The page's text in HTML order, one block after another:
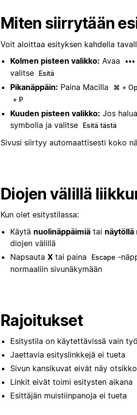
Miten siirrytään
Voit aloittaa esityksen kahdella
Kolmen pisteen valikko: Avaa •••
valitse
Esitä
Pikanäppäin: Paina Macilla ⌘ +
+ P
Kuuden pisteen valikko: Jos
symbolia ja valitse
Esitä tästä
Sivusi siirtyy automaattisesti koko
Diojen välillä
Kun olet esitystilassa:
Käytä nuolinäppäimiä tai näytöllä
diojen välillä
Napsauta X tai paina Escape -
normaaliin sivunäkymään
Rajoitukset
Esitystila on käytettävissä vain
Jaettavia esityslinkkejä ei tueta
Sivun kansikuvat eivät näy
Linkit eivät toimi esitysten aikana
Esittäjän muistiinpanoja ei tueta